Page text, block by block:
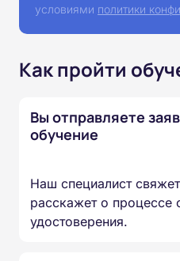
условиями политики
Как пройти
Вы отправляете
обучение
Наш специалист
расскажет о процессе
удостоверения.